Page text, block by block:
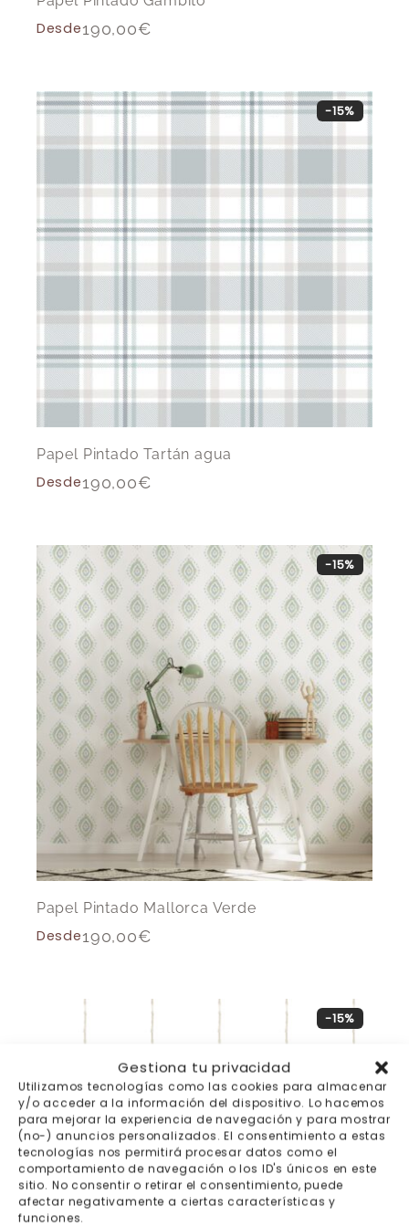
Gestiona tu privacidad
Utilizamos tecnologías como las cookies para almacenar
y/o acceder a la información del dispositivo. Lo hacemos
para mejorar la experiencia de navegación y para mostrar
(no-) anuncios personalizados. El consentimiento a estas
tecnologías nos permitirá procesar datos como el
comportamiento de navegación o los ID's únicos en este
sitio. No consentir o retirar el consentimiento, puede
afectar negativamente a ciertas características y
funciones.
Desde190,00€
Papel Pintado Tartán agua
Desde190,00€
-15%
Papel Pintado Mallorca Verde
Desde190,00€
-15%
-15%